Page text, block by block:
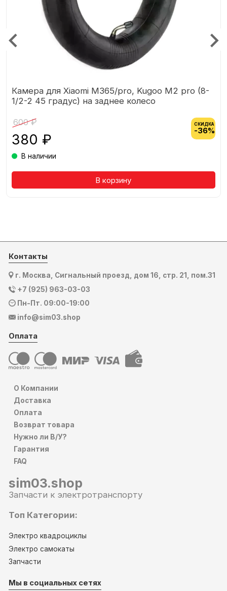
Товар в корзине
Камера для Xiaomi M365/pro, Kugoo M2 pro (8-
1/2-2 45 градус) на заднее колесо
600 ₽
380 ₽
СКИДКА
-36%
В наличии
В корзину
Контакты
г. Москва, Сигнальный проезд, дом 16, стр. 21, пом.31
+7 (925) 963-03-03
Пн-Пт. 09:00-19:00
info@sim03.shop
Оплата
О Компании
Доставка
Оплата
Возврат товара
Нужно ли В/У?
Гарантия
FAQ
sim03.shop
Запчасти к электротранспорту
Топ Категории:
Электро квадроциклы
Электро самокаты
Запчасти
Мы в социальных сетях